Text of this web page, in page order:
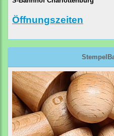
Öffnungszeiten